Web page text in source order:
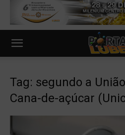
Tag: segundo a
Cana-de-açúcar